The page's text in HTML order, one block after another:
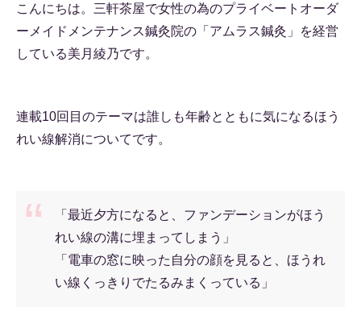
こんにちは。三軒茶屋で女性の為のプライベートオーダ
ーメイドメンテナンス鍼灸院の「アムラス鍼灸」を経営
している美月綾乃です。
連載10回目のテーマは誰しも年齢とともに気になるほう
れい線解消についてです。
「最近夕方になると、ファンデーションがほう
れい線の溝に埋まってしまう」
「電車の窓に映った自分の顔を見ると、ほうれ
い線くっきりでたるみまくっている」